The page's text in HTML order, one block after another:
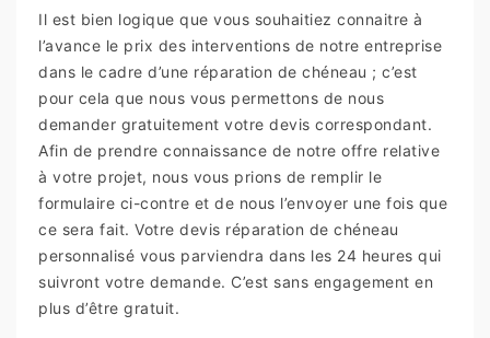
Il est bien logique que vous souhaitiez connaitre à
l’avance le prix des interventions de notre entreprise
dans le cadre d’une réparation de chéneau ; c’est
pour cela que nous vous permettons de nous
demander gratuitement votre devis correspondant.
Afin de prendre connaissance de notre offre relative
à votre projet, nous vous prions de remplir le
formulaire ci-contre et de nous l’envoyer une fois que
ce sera fait. Votre devis réparation de chéneau
personnalisé vous parviendra dans les 24 heures qui
suivront votre demande. C’est sans engagement en
plus d’être gratuit.